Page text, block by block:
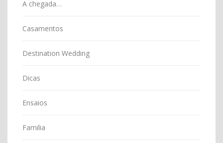
A chegada…
Casamentos
Destination Wedding
Dicas
Ensaios
Familia